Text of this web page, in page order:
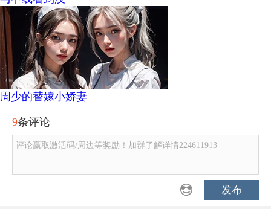
周少的替嫁小娇妻
9条评论
评论赢取激活码/周边等奖励！加群了解详情224611913
发布